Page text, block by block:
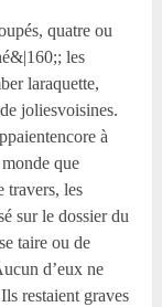
quatre ou
les
laraquette,
joliesvoisines.
à
que
travers, les
sur le dossier du
taire ou de
d’eux ne
restaient graves